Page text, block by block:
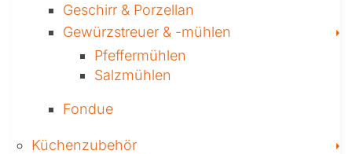
Geschirr & Porzellan
Gewürzstreuer­ & -mühlen
Pfeffermühlen
Salzmühlen
Fondue
Küchenzubehör